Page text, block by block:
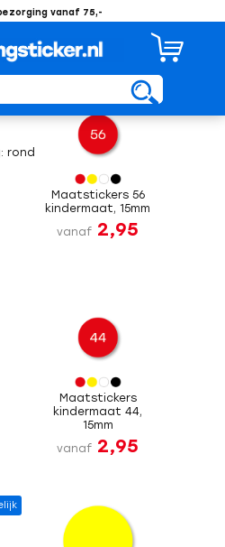
vanaf 75,-
rond
Sorteer opStandaard
Maatstickers 56
kindermaat, 15mm
vanaf 2,95
Maatstickers
kindermaat 44,
15mm
vanaf 2,95